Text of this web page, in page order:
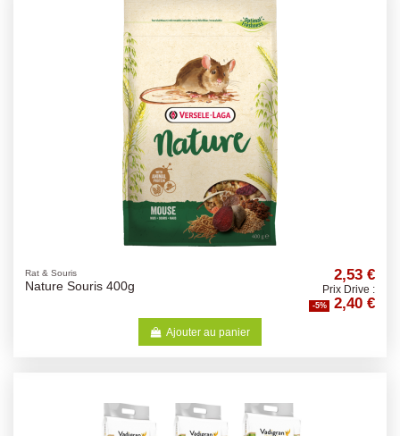
Rat & Souris
Nature Souris 400g
2,53 €
Prix Drive :
-5% 2,40 €
Ajouter au panier